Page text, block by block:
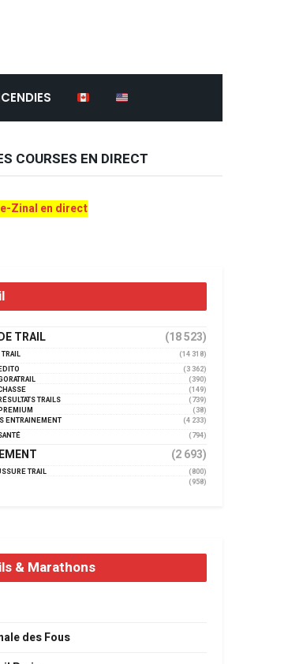
COURSES EN DIRECT
Zinal en direct
TRAIL (18 523)
TRAIL
(14 318)
(3 362)
(390)
(149)
TRAILS
(739)
(38)
ENTRAINEMENT
(4 233)
(794)
(2 693)
TRAIL
(800)
(958)
& Marathons
des Fous